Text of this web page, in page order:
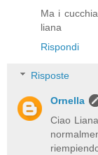
Ma i
liana
Rispondi
Risposte
Ornella
Ciao